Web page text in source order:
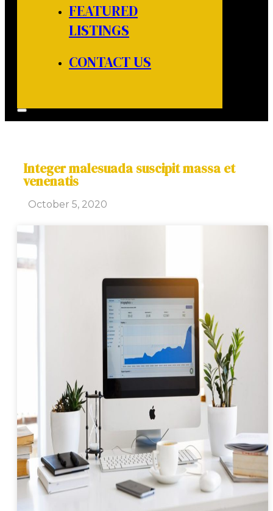
FEATURED
LISTINGS
CONTACT US
Integer malesuada suscipit massa et
venenatis
October 5, 2020